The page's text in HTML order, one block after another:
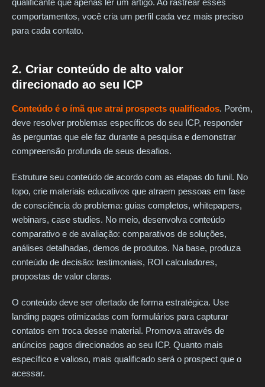
qualificante que apenas ler um artigo. Ao rastrear esses
comportamentos, você cria um perfil cada vez mais preciso
para cada contato.
2. Criar conteúdo de alto valor
direcionado ao seu ICP
Conteúdo é o ímã que atrai prospects qualificados. Porém,
deve resolver problemas específicos do seu ICP, responder
às perguntas que ele faz durante a pesquisa e demonstrar
compreensão profunda de seus desafios.
Estruture seu conteúdo de acordo com as etapas do funil. No
topo, crie materiais educativos que atraem pessoas em fase
de consciência do problema: guias completos, whitepapers,
webinars, case studies. No meio, desenvolva conteúdo
comparativo e de avaliação: comparativos de soluções,
análises detalhadas, demos de produtos. Na base, produza
conteúdo de decisão: testimoniais, ROI calculadores,
propostas de valor claras.
O conteúdo deve ser ofertado de forma estratégica. Use
landing pages otimizadas com formulários para capturar
contatos em troca desse material. Promova através de
anúncios pagos direcionados ao seu ICP. Quanto mais
específico e valioso, mais qualificado será o prospect que o
acessar.